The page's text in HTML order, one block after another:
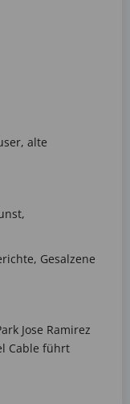
alte
Gesalzene
Jose Ramirez
Cable führt